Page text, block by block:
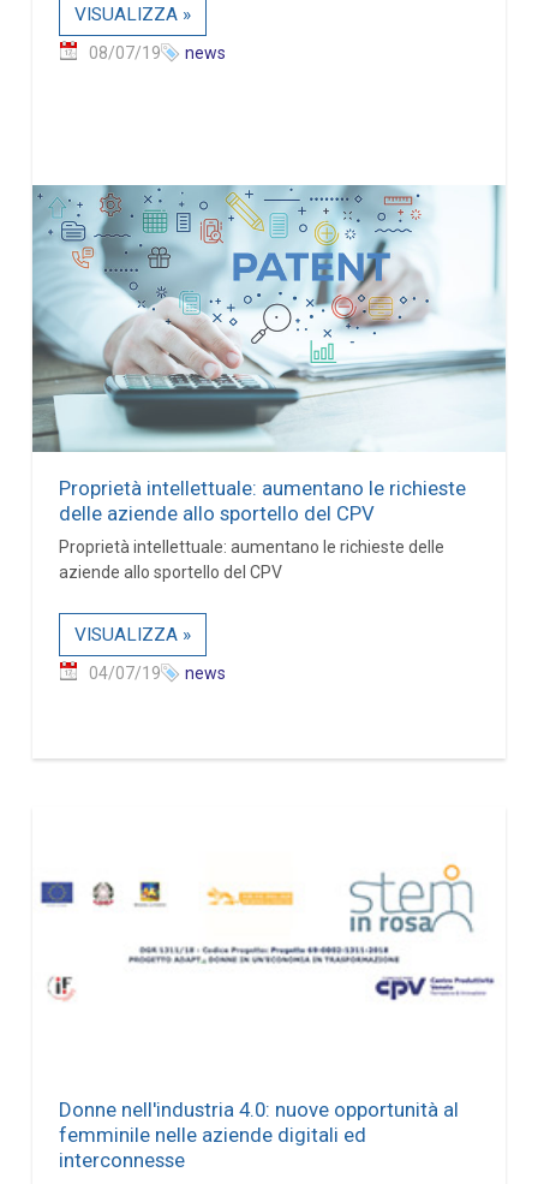
VISUALIZZA »
08/07/19 news
Proprietà intellettuale: aumentano le richieste
delle aziende allo sportello del CPV
Proprietà intellettuale: aumentano le richieste delle
aziende allo sportello del CPV
VISUALIZZA »
04/07/19 news
Donne nell'industria 4.0: nuove opportunità al
femminile nelle aziende digitali ed
interconnesse